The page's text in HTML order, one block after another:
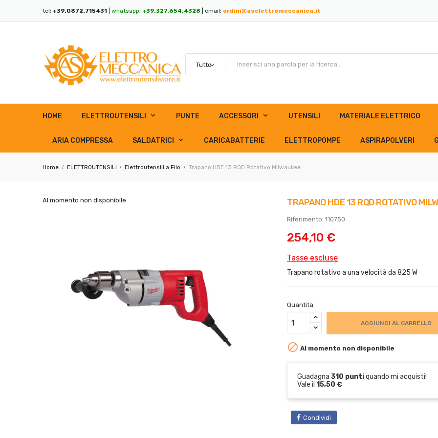
tel: +39.0872.715431 whatsapp: +39.327.654.4328 | email: ordini@aselettromeccanica.it
HOME ELETTROUTENSILI PUNTE ACCESSORI UTENSILI MATERIALE ELETTRICO
ARIA COMPRESSA SALDATRICI CARICABATTERIE ELETTROPOMPE ASPIRAPOLVERI
Home ELETTROUTENSILI Elettroutensili a Filo Trapano HDE 13 RQD Rotativo Milwaukee
Al momento non disponibile TRAPANO HDE 13 RQD ROTATIVO
Riferimento: 110750
254,10 €
Tasse escluse
Trapano rotativo a una velocità da 825 W
Quantità
AGGIUNGI AL CARRELLO
 Al momento non disponibile
Guadagna 310 puntiquando mi acquisti!
Vale il 15,50 €
Condividi